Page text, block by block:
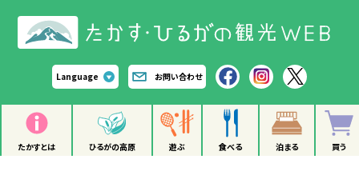
Language お問い合わせ
たかすとは ひるがの高原 遊ぶ 食べる 泊まる 買う